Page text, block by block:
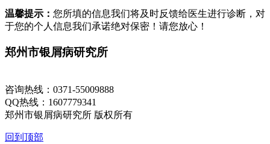
温馨提示： 您所填的信息我们将及时反馈给医生进行诊断，对
于您的个人信息我们承诺绝对保密！请您放心！
郑州市银屑病研究所
咨询热线：0371-55009888
QQ热线：1607779341
郑州市银屑病研究所 版权所有
回到顶部